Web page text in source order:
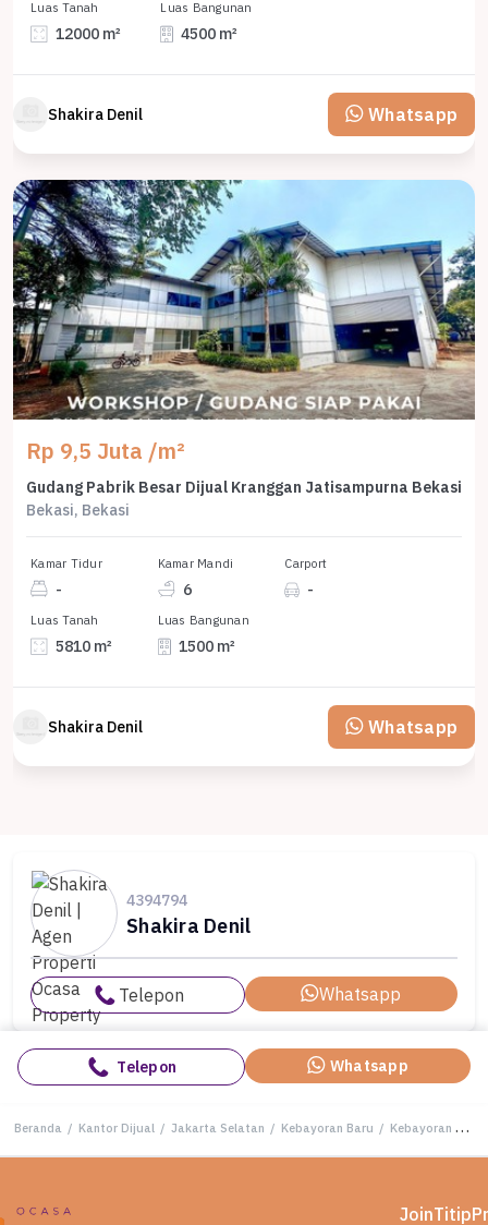
Luas Tanah
12000 m²
Luas Bangunan
4500 m²
Shakira Denil Whatsapp
Rp 9,5 Juta /m²
Gudang Pabrik Besar Dijual Kranggan Jatisampurna Bekasi
Bekasi, Bekasi
Kamar Tidur
-
Kamar Mandi
6
Carport
-
Luas Tanah
5810 m²
Luas Bangunan
1500 m²
Shakira Denil Whatsapp
4394794
Shakira Denil
Telepon Whatsapp
Telepon Whatsapp
Beranda / Kantor Dijual / Jakarta Selatan / Kebayoran Baru / Kebayoran Baru Brawijaya Kantor Atau Bangunan Komersil
JoinTitip